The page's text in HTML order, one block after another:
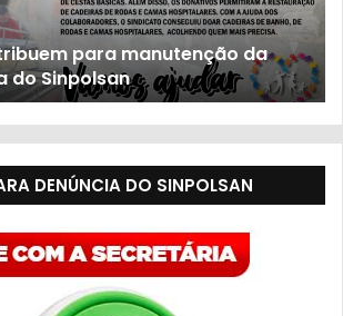
para manutenção da
23 de
DENÚNCIA DO SINPOLSAN